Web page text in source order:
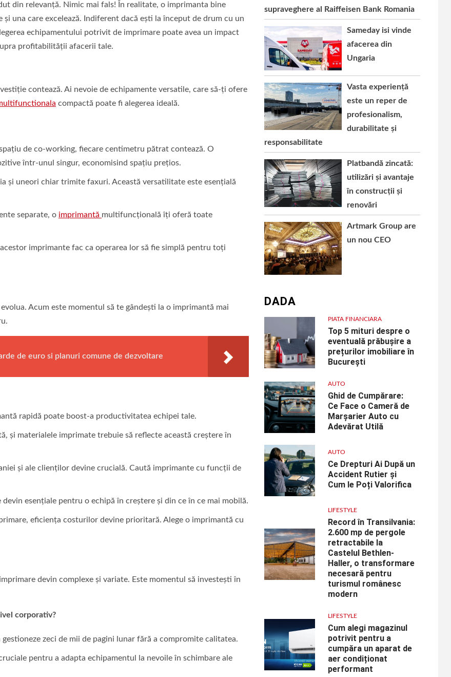
din relevanță. Nimic mai fals! În realitate, o imprimanta bine
una care excelează. Indiferent dacă ești la început de drum cu un
echipamentului potrivit de imprimare poate avea un impact
profitabilității afacerii tale.
contează. Ai nevoie de echipamente versatile, care să-ți ofere
compactă poate fi alegerea ideală.
de co-working, fiecare centimetru pătrat contează. O
într-unul singur, economisind spațiu prețios.
și uneori chiar trimite faxuri. Această versatilitate este esențială
separate, o imprimantă multifuncțională îți oferă toate
imprimante fac ca operarea lor să fie simplă pentru toți
Acum este momentul să te gândești la o imprimantă mai
de euro si planuri comune de dezvoltare
rapidă poate boost-a productivitatea echipei tale.
și materialele imprimate trebuie să reflecte această creștere în
și ale clienților devine crucială. Caută imprimante cu funcții de
esențiale pentru o echipă în creștere și din ce în ce mai mobilă.
eficiența costurilor devine prioritară. Alege o imprimantă cu
devin complexe și variate. Este momentul să investești în
corporativ?
zeci de mii de pagini lunar fără a compromite calitatea.
pentru a adapta echipamentul la nevoile în schimbare ale
supraveghere al Raiffeisen Bank Romania
Sameday isi vinde
afacerea din
Ungaria
Vasta experiență
este un reper de
profesionalism,
durabilitate și
responsabilitate
Platbandă zincată:
utilizări și avantaje
în construcții și
renovări
Artmark Group are
un nou CEO
DADA
PIATA FINANCIARA
Top 5 mituri despre o
eventuală prăbușire a
prețurilor imobiliare în
București
AUTO
Ghid de Cumpărare:
Ce Face o Cameră de
Marșarier Auto cu
Adevărat Utilă
AUTO
Ce Drepturi Ai După un
Accident Rutier și
Cum le Poți Valorifica
LIFESTYLE
Record în Transilvania:
2.600 mp de pergole
retractabile la
Castelul Bethlen-
Haller, o transformare
necesară pentru
turismul românesc
modern
LIFESTYLE
Cum alegi magazinul
potrivit pentru a
cumpăra un aparat de
aer condiționat
performant